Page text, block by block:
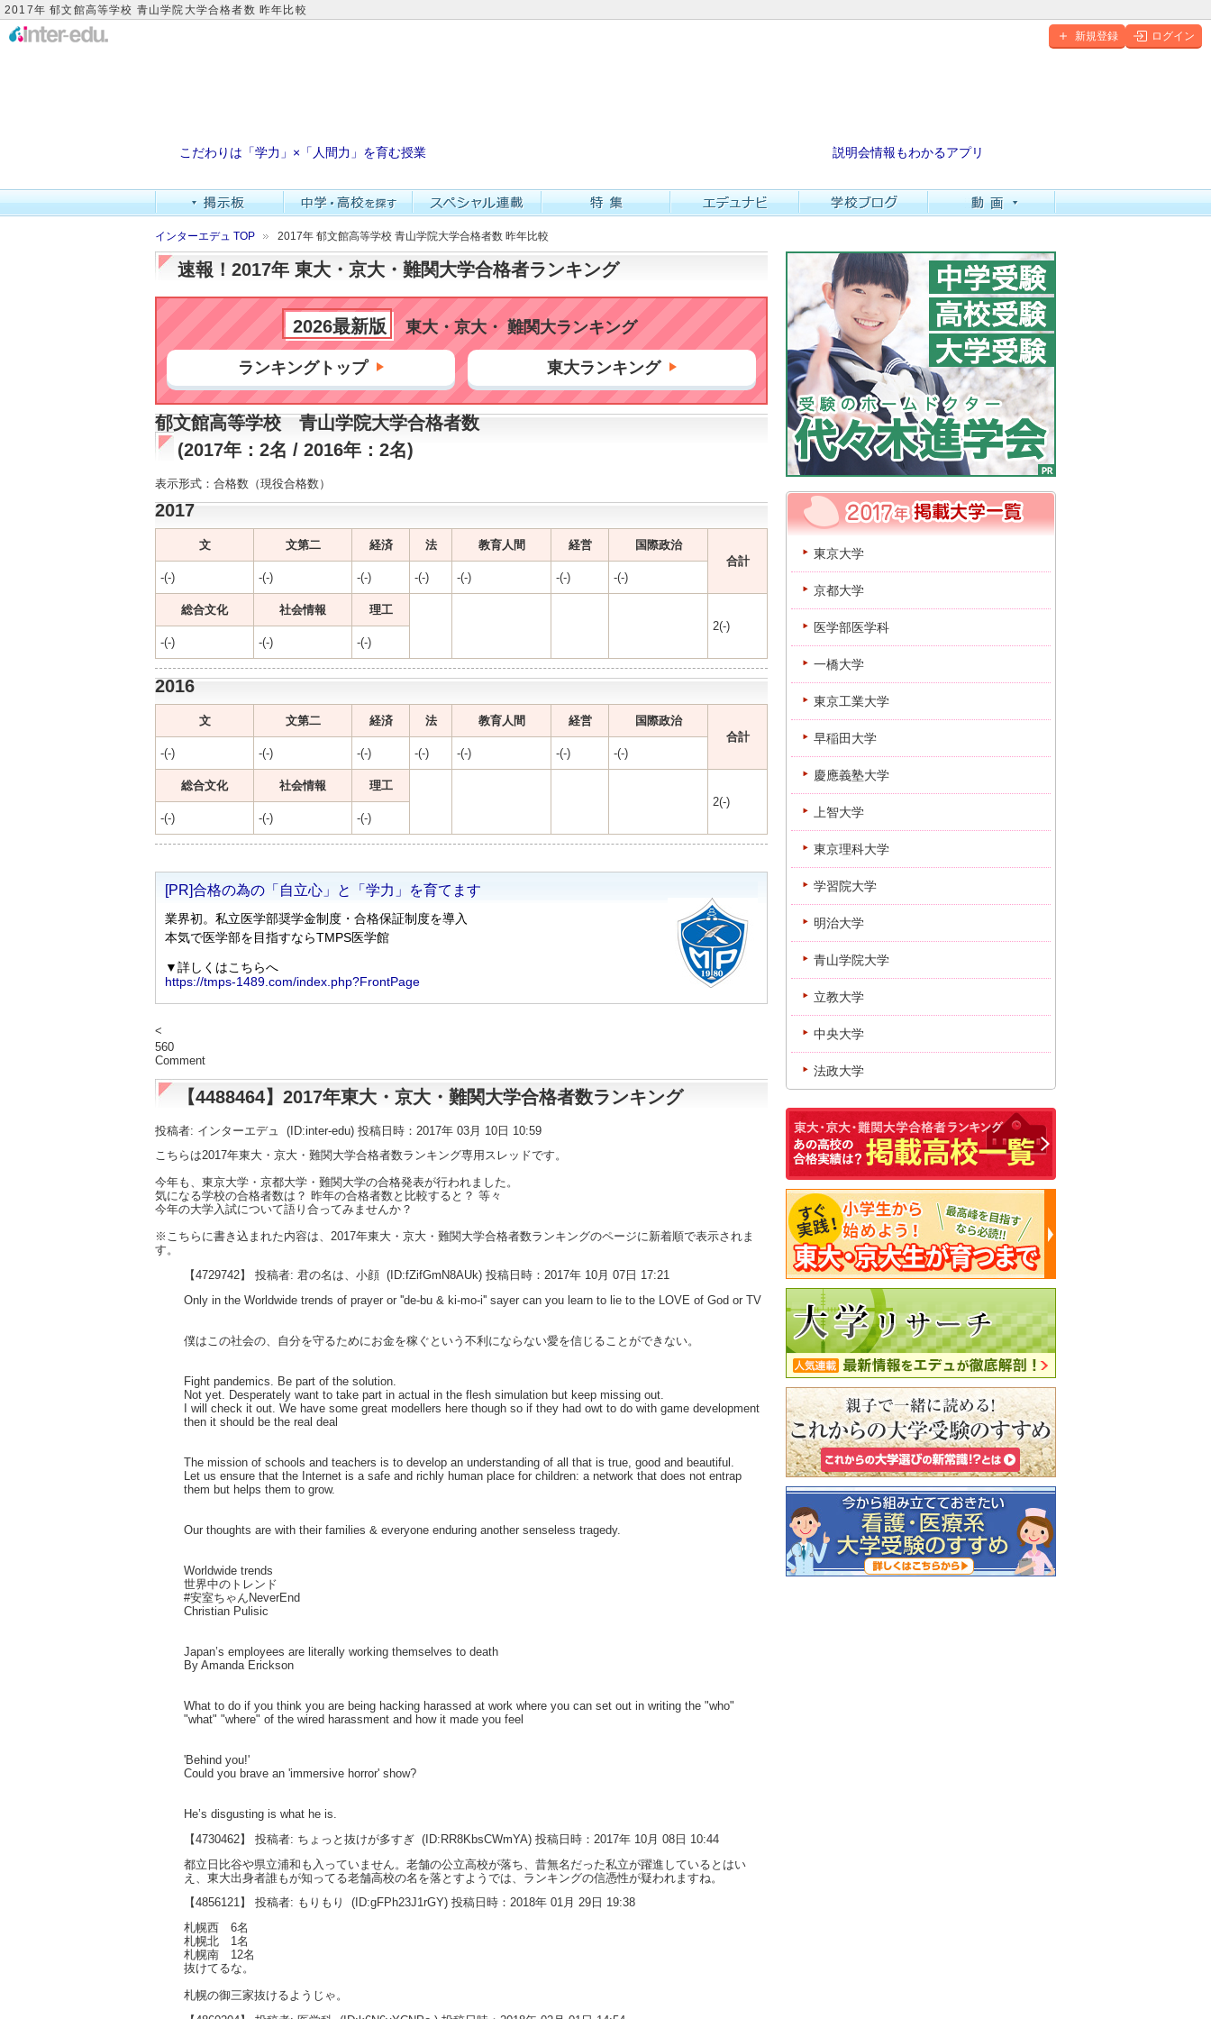
2017年 郁文館高等学校 青山学院大学合格者数 昨年比較
新規登録 ログイン
こだわりは「学力」×「人間力」を育む授業 説明会情報もわかるアプリ
インターエデュ TOP 2017年 郁文館高等学校 青山学院大学合格者数 昨年比較
速報！2017年 東大・京大・難関大学合格者ランキング
2026最新版 東大・京大・ 難関大ランキング
ランキングトップ 東大ランキング
郁文館高等学校 青山学院大学合格者数
(2017年：2名 / 2016年：2名)
表示形式：合格数（現役合格数）
2017
文 文第二 経済 法 教育人間 経営
国際政治
合計
-(-)
-(-) -(-) -(-) -(-) -(-) -(-)
総合文化 社会情報
理工
2(-)
-(-)
-(-) -(-)
2016
文 文第二 経済 法 教育人間 経営
国際政治
合計
-(-)
-(-) -(-) -(-) -(-) -(-) -(-)
総合文化 社会情報
理工
2(-)
-(-)
-(-) -(-)
<
560
Comment
【4488464】2017年東大・京大・難関大学合格者数ランキング
投稿者: インターエデュ
(ID:inter-edu) 投稿日時：2017年 03月 10日 10:59
こちらは2017年東大・京大・難関大学合格者数ランキング専用スレッドです。
今年も、東京大学・京都大学・難関大学の合格発表が行われました。
気になる学校の合格者数は？ 昨年の合格者数と比較すると？ 等々
今年の大学入試について語り合ってみませんか？
※こちらに書き込まれた内容は、2017年東大・京大・難関大学合格者数ランキングのページに新着順で表示されま
す。
【4729742】 投稿者: 君の名は、小顔 (ID:fZifGmN8AUk) 投稿日時：2017年 10月 07日 17:21
Only in the Worldwide trends of prayer or ''de-bu & ki-mo-i'' sayer can you learn to lie to the LOVE of God or TV
僕はこの社会の、自分を守るためにお金を稼ぐという不利にならない愛を信じることができない。
Fight pandemics. Be part of the solution.
Not yet. Desperately want to take part in actual in the flesh simulation but keep missing out.
I will check it out. We have some great modellers here though so if they had owt to do with game development
then it should be the real deal
The mission of schools and teachers is to develop an understanding of all that is true, good and beautiful.
Let us ensure that the Internet is a safe and richly human place for children: a network that does not entrap
them but helps them to grow.
Our thoughts are with their families & everyone enduring another senseless tragedy.
Worldwide trends
世界中のトレンド
#安室ちゃんNeverEnd
Christian Pulisic
Japan’s employees are literally working themselves to death
By Amanda Erickson
What to do if you think you are being hacking harassed at work where you can set out in writing the "who"
"what" "where" of the wired harassment and how it made you feel
'Behind you!'
Could you brave an 'immersive horror' show?
He’s disgusting is what he is.
【4730462】 投稿者: ちょっと抜けが多すぎ (ID:RR8KbsCWmYA) 投稿日時：2017年 10月 08日 10:44
都立日比谷や県立浦和も入っていません。老舗の公立高校が落ち、昔無名だった私立が躍進しているとはい
え、東大出身者誰もが知ってる老舗高校の名を落とすようでは、ランキングの信憑性が疑われますね。
【4856121】 投稿者: もりもり
(ID:gFPh23J1rGY) 投稿日時：2018年 01月 29日 19:38
札幌西 6名
札幌北 1名
札幌南 12名
抜けてるな。
札幌の御三家抜けるようじゃ。
東京大学
京都大学
医学部医学科
一橋大学
東京工業大学
早稲田大学
慶應義塾大学
上智大学
東京理科大学
学習院大学
明治大学
青山学院大学
立教大学
中央大学
法政大学